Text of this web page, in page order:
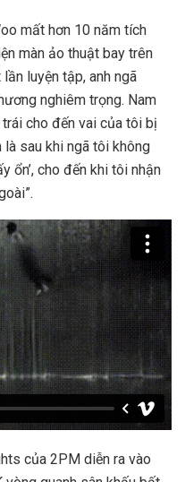
mất hơn 10 năm tích
màn ảo thuật bay trên
luyện tập, anh ngã
nghiêm trọng. Nam
cho đến vai của tôi bị
là sau khi ngã tôi không
ổn’, cho đến khi tôi nhận
của 2PM diễn ra vào